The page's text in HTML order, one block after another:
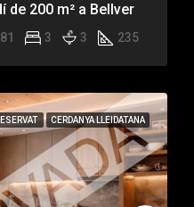
de 200 m² a Bellver
3 3 235
CERDANYA LLEIDATANA